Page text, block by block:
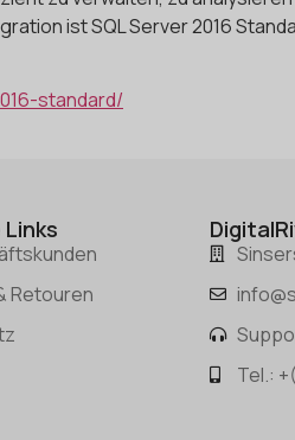
ist SQL Server 2016
standard/
Retouren
Tel.: